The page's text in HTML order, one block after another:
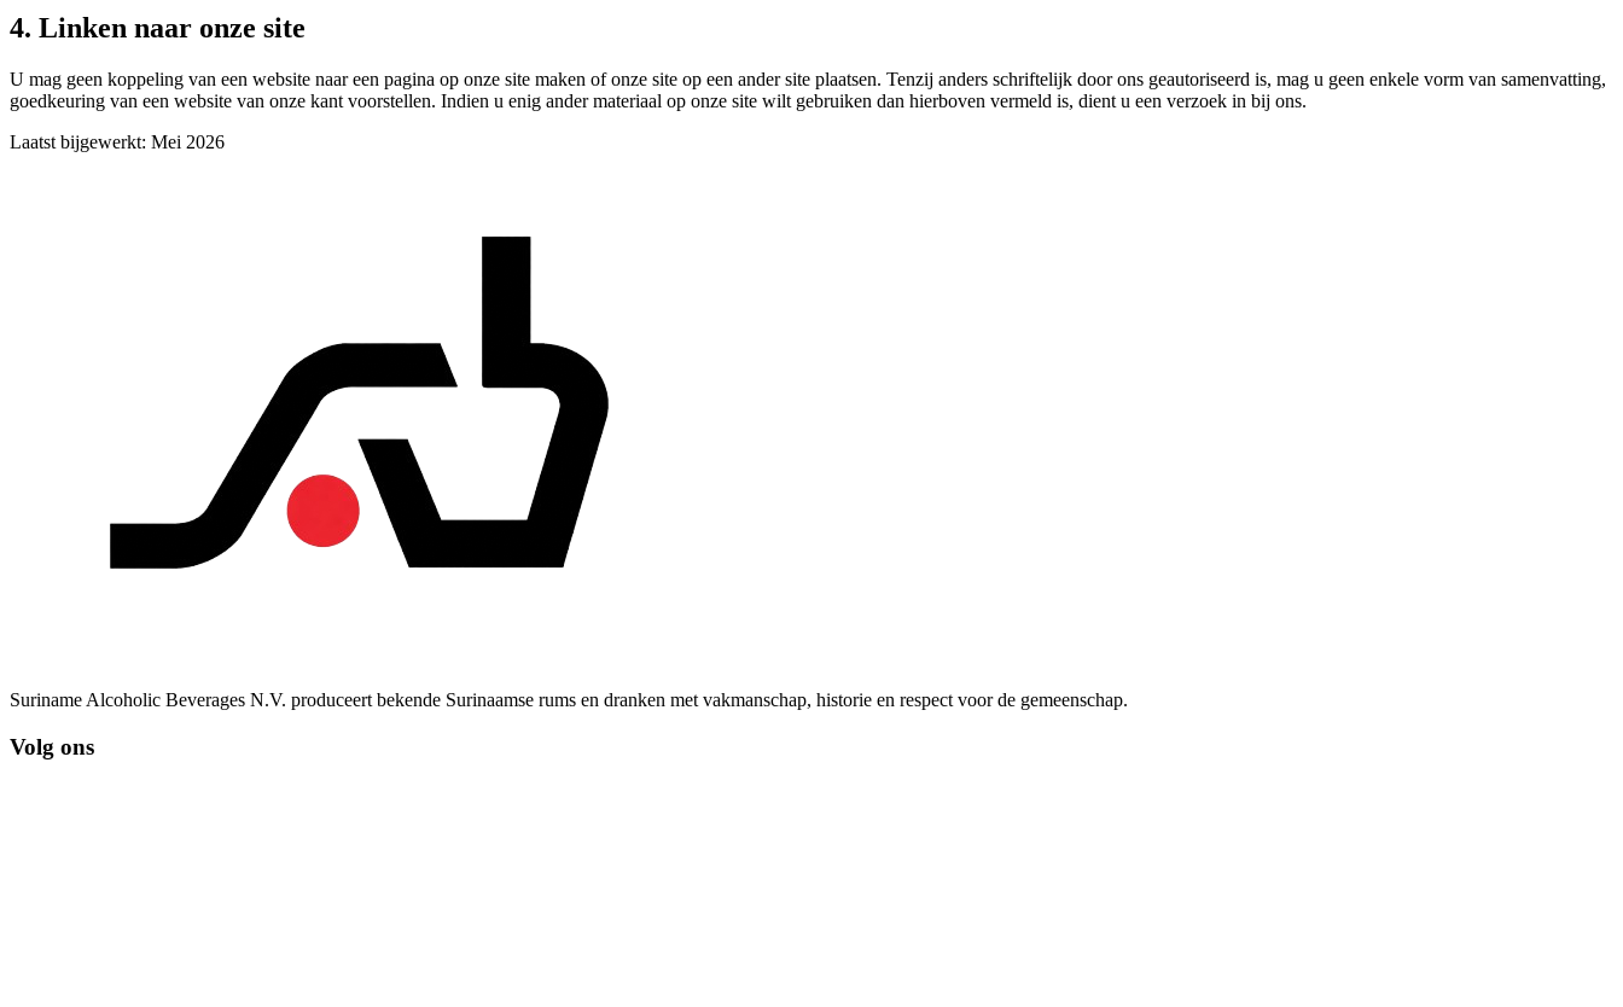
4. Linken naar onze site
U mag geen koppeling van een website naar een pagina op onze site maken of onze site op een ander site plaatsen. Tenzij anders schriftelijk door ons geautoriseerd is, mag u geen enkele vorm van samenvatting,
goedkeuring van een website van onze kant voorstellen. Indien u enig ander materiaal op onze site wilt gebruiken dan hierboven vermeld is, dient u een verzoek in bij ons.
Laatst bijgewerkt: Mei 2026
Suriname Alcoholic Beverages N.V. produceert bekende Surinaamse rums en dranken met vakmanschap, historie en respect voor de gemeenschap.
Volg ons